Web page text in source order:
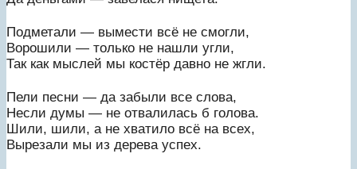
Подметали — вымести всё не смогли,
Ворошили — только не нашли угли,
Так как мыслей мы костёр давно не жгли.
Пели песни — да забыли все слова,
Несли думы — не отвалилась б голова.
Шили, шили, а не хватило всё на всех,
Вырезали мы из дерева успех.